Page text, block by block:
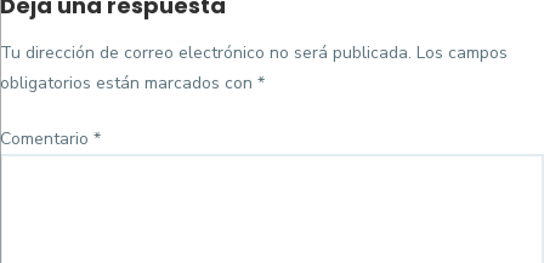
on
Tu dirección de correo electrónico no será publicada. Los campos
obligatorios están marcados con *
Comentario *